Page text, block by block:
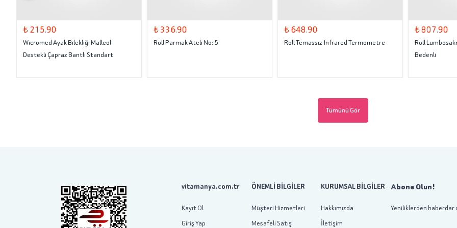
₺ 215.90
Wicromed Ayak Bilekliği Malleol
Destekli Çapraz Bantlı Standart
₺ 336.90
Roll Parmak Ateli No: 5
₺ 648.90
Roll Temassız Infrared Termometre
₺ 807.90
Roll
Bedenli
Tümünü Gör
vitamanya.com.tr
Kayıt Ol
Giriş Yap
ÖNEMLİ BİLGİLER
Müşteri Hizmetleri
Mesafeli Satış
KURUMSAL BİLGİLER
Hakkımızda
İletişim
Abone Olun!
Yeniliklerden haberdar